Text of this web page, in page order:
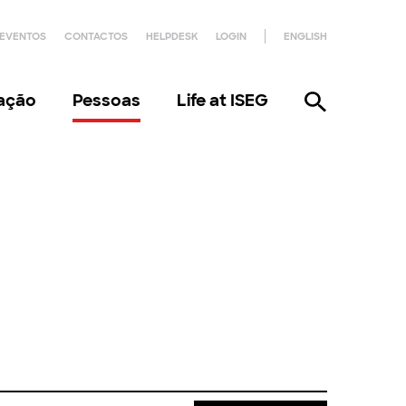
EVENTOS CONTACTOS HELPDESK LOGIN ENGLISH
Pessoas Life at ISEG